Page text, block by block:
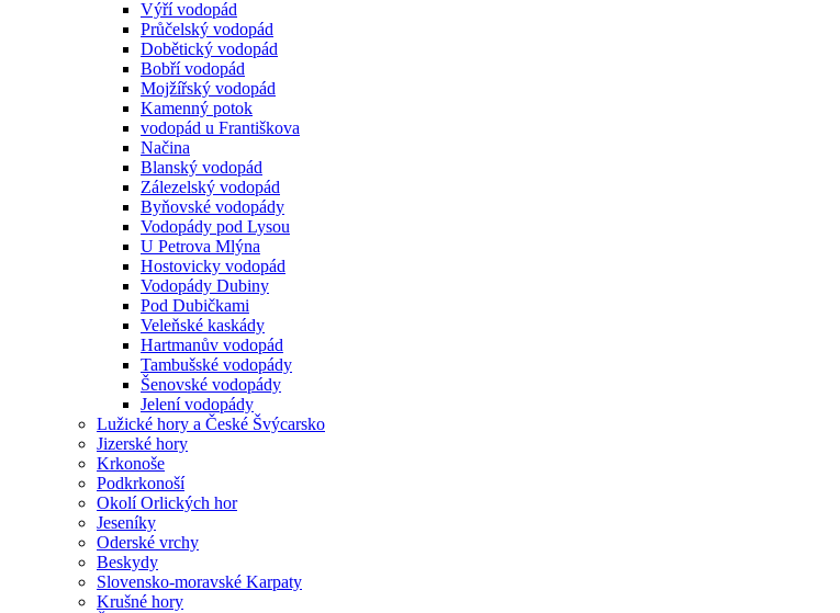
Výří vodopád
Průčelský vodopád
Dobětický vodopád
Bobří vodopád
Mojžířský vodopád
Kamenný potok
vodopád u Františkova
Načina
Blanský vodopád
Zálezelský vodopád
Byňovské vodopády
Vodopády pod Lysou
U Petrova Mlýna
Hostovicky vodopád
Vodopády Dubiny
Pod Dubičkami
Veleňské kaskády
Hartmanův vodopád
Tambušské vodopády
Šenovské vodopády
Jelení vodopády
Lužické hory a České Švýcarsko
Jizerské hory
Krkonoše
Podkrkonoší
Okolí Orlických hor
Jeseníky
Oderské vrchy
Beskydy
Slovensko-moravské Karpaty
Krušné hory